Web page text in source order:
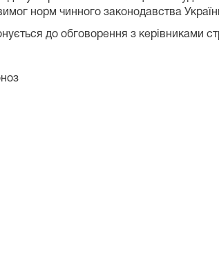
норм чинного законодавства
до обговорення з керівниками